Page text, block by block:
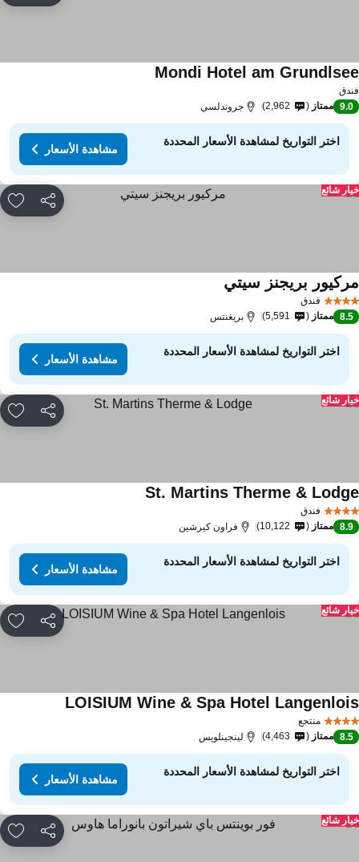
Mondi Hotel amمشاهدة الأسعار
9.0 ممتاز 2,962 جروندلسي
اختر التواريخ لمشاهدة الأسعار المحددة
مشاهدة الأسعار
مشاركة
شائع
فندق
بريجنز سيتيمشاهدة الأسعار
8.5 ممتاز 5,591 بريغنتس
اختر التواريخ لمشاهدة الأسعار المحددة
مشاهدة الأسعار
مشاركة
شائع
فندق
St. Martins Therme &مشاهدة الأسعار
8.9 ممتاز 10,122 فراون كيرشين
اختر التواريخ لمشاهدة الأسعار المحددة
مشاهدة الأسعار
مشاركة
شائع
منتجع
LOISIUM Wine & Spa Hotelمشاهدة
8.5 ممتاز 4,463 لينجينلويس
اختر التواريخ لمشاهدة الأسعار المحددة
مشاهدة الأسعار
مشاركة
شائع